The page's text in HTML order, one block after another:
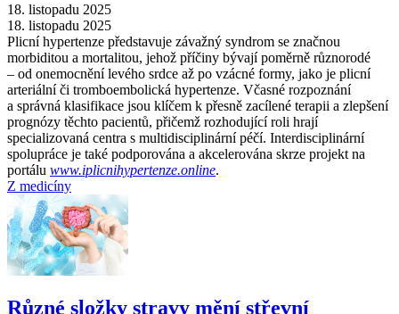
18. listopadu 2025
18. listopadu 2025
Plicní hypertenze představuje závažný syndrom se značnou
morbiditou a mortalitou, jehož příčiny bývají poměrně různorodé
–⁠ od onemocnění levého srdce až po vzácné formy, jako je plicní
arteriální či tromboembolická hypertenze. Včasné rozpoznání
a správná klasifikace jsou klíčem k přesně zacílené terapii a zlepšení
prognózy těchto pacientů, přičemž rozhodující roli hrají
specializovaná centra s multidisciplinární péčí. Interdisciplinární
spolupráce je také podporována a akcelerována skrze projekt na
portálu www.iplicnihypertenze.online.
Z medicíny
Různé složky stravy mění střevní